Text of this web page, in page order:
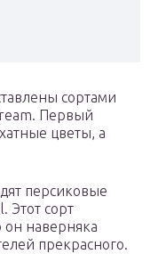
сортами
Первый
цветы, а
персиковые
Этот сорт
он наверняка
прекрасного.